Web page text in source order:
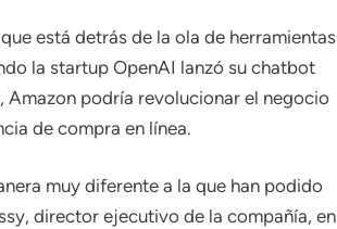
está detrás de la ola de herramientas
la startup OpenAI lanzó su chatbot
Amazon podría revolucionar el negocio
de compra en línea.
muy diferente a la que han podido
​​director ejecutivo de la compañía, en